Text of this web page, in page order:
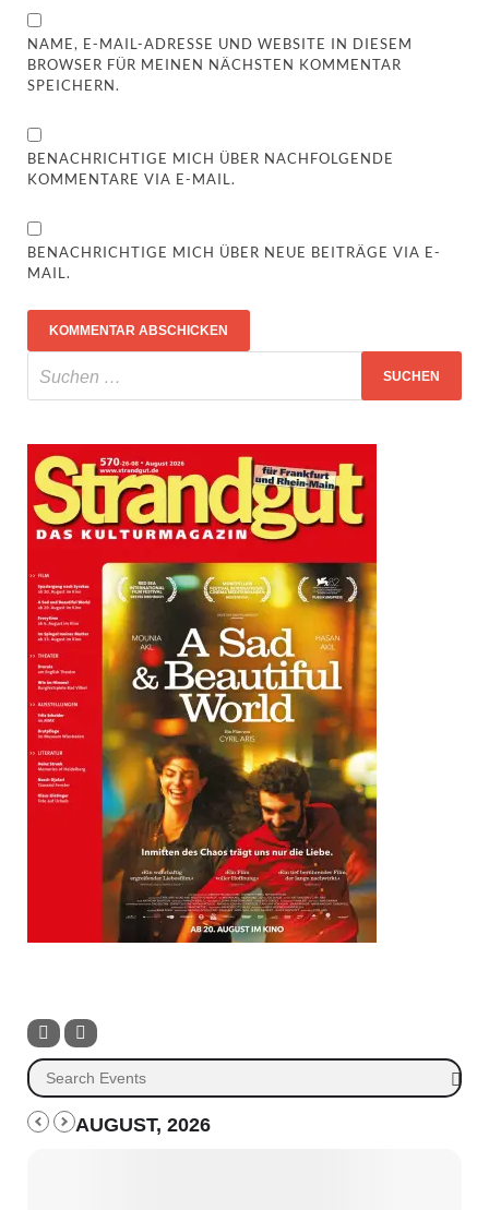
NAME, E-MAIL-ADRESSE UND WEBSITE IN DIESEM
BROWSER FÜR MEINEN NÄCHSTEN KOMMENTAR
SPEICHERN.
BENACHRICHTIGE MICH ÜBER NACHFOLGENDE
KOMMENTARE VIA E-MAIL.
BENACHRICHTIGE MICH ÜBER NEUE BEITRÄGE VIA E-
MAIL.
AUGUST, 2026